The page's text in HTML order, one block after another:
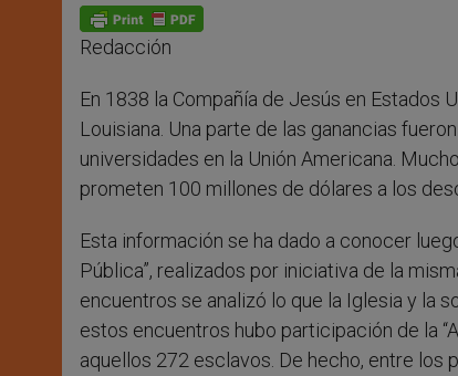
p
p
g
e
r
o
k
Redacción
En 1838 la Compañía de Jesús en
Louisiana. Una parte de las ganancias
universidades en la Unión Americana.
prometen 100 millones de dólares a los
Esta información se ha dado a conocer
Pública”, realizados por iniciativa de la
encuentros se analizó lo que la Iglesia y la
estos encuentros hubo participación de la
aquellos 272 esclavos. De hecho, entre